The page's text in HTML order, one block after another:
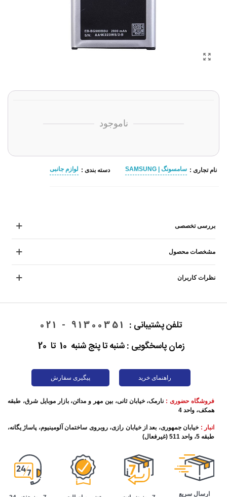
ناموجود
نام تجاری : سامسونگ | SAMSUNG دسته بندی : لوازم جانبی
بررسی تخصصی
مشخصات محصول
نظرات کاربران
تلفن پشتیبانی : 91300351 - 021
زمان پاسخگویی : شنبه تا پنج شنبه 10 تا 20
راهنمای خرید پیگیری سفارش
فروشگاه حضوری : نارمک، خیابان ثانی، بین مهر و مدائن، بازار موبایل شرق، طبقه
همکف، واحد 4
انبار : خیابان جمهوری، بعد از خیابان رازی، روبروی ساختمان آلومینیوم، پاساژ یگانه،
طبقه 5، واحد 511 (غیرفعال)
ارسال سریع